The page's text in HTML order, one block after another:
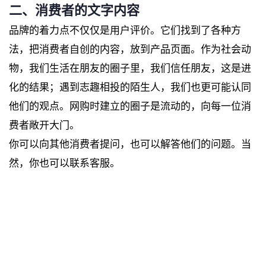
二、消费者的文字内容
品牌的着力点不仅仅是用户评价。它们找到了各种方
法，把消费者自创的内容，放到产品页面。作为社会动
物，我们生活在朋友的圈子里，我们信任朋友，这是进
化的结果；遇到志趣相投的陌生人，我们也更可能认同
他们的观点。网购时建立的圈子是流动的，向每一位消
费者敞开大门。
你可以向其他消费者提问，也可以解答他们的问题。当
然，你也可以联系客服。